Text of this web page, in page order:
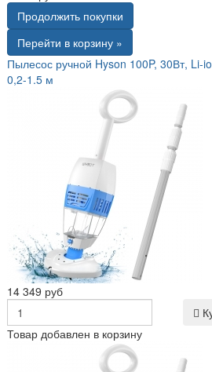
Продолжить покупки
Перейти в корзину »
Пылесос ручной Hyson 100P, 30Вт, Li-
0,2-1.5 м
14 349 руб
Товар добавлен в корзину